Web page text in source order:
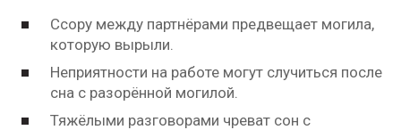
Ссору между партнёрами предвещает могила,
которую вырыли.
Неприятности на работе могут случиться после
сна с разорённой могилой.
Тяжёлыми разговорами чреват сон с